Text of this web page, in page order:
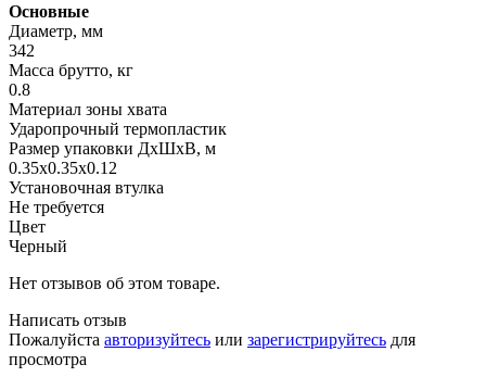
Основные
Диаметр, мм
342
Масса брутто, кг
0.8
Материал зоны хвата
Ударопрочный термопластик
Размер упаковки ДхШхВ, м
0.35x0.35x0.12
Установочная втулка
Не требуется
Цвет
Черный
Нет отзывов об этом товаре.
Написать отзыв
Пожалуйста авторизуйтесь или зарегистрируйтесь для
просмотра